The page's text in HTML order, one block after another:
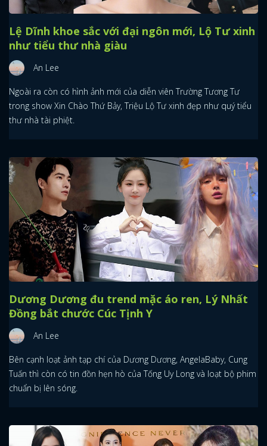
Lệ Dĩnh khoe sắc với đại ngôn mới, Lộ Tư xinh
như tiểu thư nhà giàu
An Lee
Ngoài ra còn có hình ảnh mới của diễn viên Trường Tương Tư
trong show Xin Chào Thứ Bảy, Triệu Lộ Tư xinh đẹp như quý tiểu
thư nhà tài phiệt.
Dương Dương đu trend mặc áo ren, Lý Nhất
Đồng bắt chước Cúc Tịnh Y
An Lee
Bên cạnh loạt ảnh tạp chí của Dương Dương, AngelaBaby, Cung
Tuấn thì còn có tin đồn hẹn hò của Tống Uy Long và loạt bộ phim
chuẩn bị lên sóng.